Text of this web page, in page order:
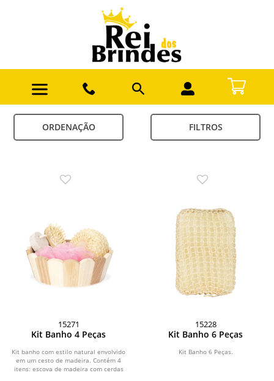
ORDENAÇÃO FILTROS
15271
Kit Banho 4 Peças
Kit banho com estilo natural envolvido
em um cesto de madeira. Contém 4
itens: escova de madeira com cerdas
15228
Kit Banho 6 Peças
Kit Banho 6 Peças.